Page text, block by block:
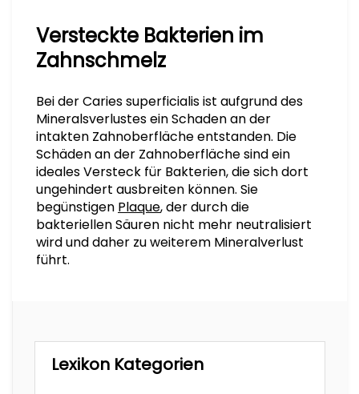
Versteckte Bakterien im
Zahnschmelz
Bei der Caries superficialis ist aufgrund des
Mineralsverlustes ein Schaden an der
intakten Zahnoberfläche entstanden. Die
Schäden an der Zahnoberfläche sind ein
ideales Versteck für Bakterien, die sich dort
ungehindert ausbreiten können. Sie
begünstigen Plaque, der durch die
bakteriellen Säuren nicht mehr neutralisiert
wird und daher zu weiterem Mineralverlust
führt.
Lexikon Kategorien